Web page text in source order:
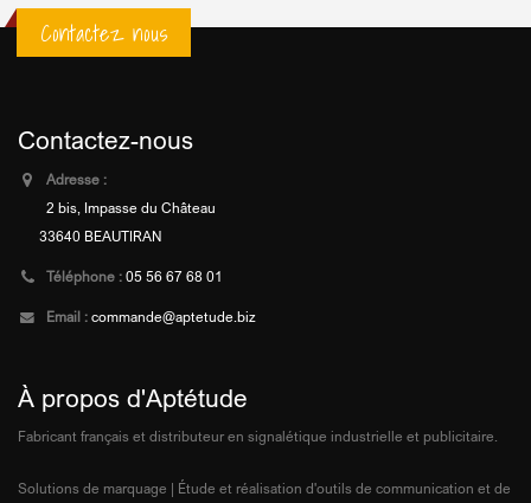
Contactez nous
Contactez-nous
Adresse :
2 bis, Impasse du Château
33640 BEAUTIRAN
Téléphone : 05 56 67 68 01
Email : commande@aptetude.biz
À propos d'Aptétude
Fabricant français et distributeur en signalétique industrielle et publicitaire.
Solutions de marquage | Étude et réalisation d'outils de communication et de